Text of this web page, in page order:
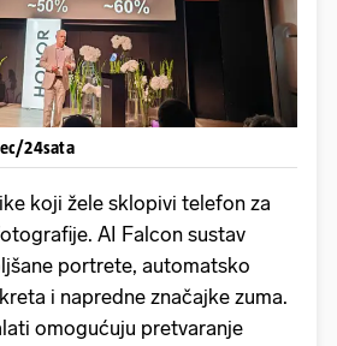
24sata
koji žele sklopivi telefon za
AI Falcon sustav
portrete, automatsko
i napredne značajke zuma.
omogućuju pretvaranje